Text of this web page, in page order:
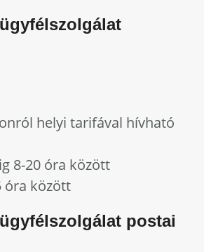
helyi tarifával hívható
8-20 óra között
óra között
postai